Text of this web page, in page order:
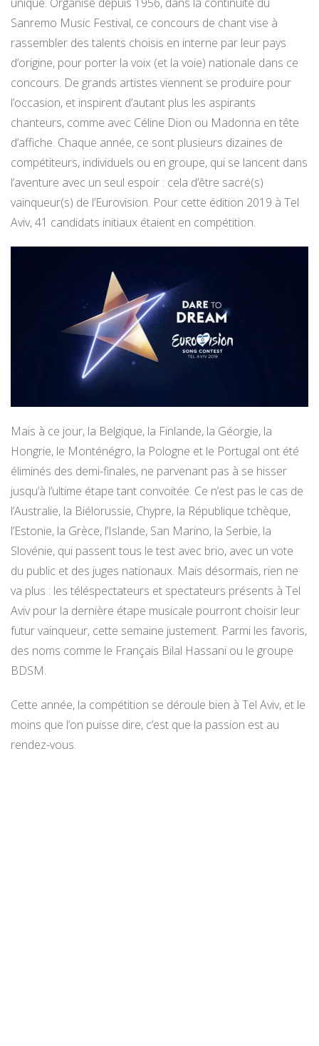
Sanremo Music Festival, ce concours de chant vise à
rassembler des talents choisis en interne par leur pays
d’origine, pour porter la voix (et la voie) nationale dans ce
concours. De grands artistes viennent se produire pour
l’occasion, et inspirent d’autant plus les aspirants
chanteurs, comme avec Céline Dion ou Madonna en tête
d’affiche. Chaque année, ce sont plusieurs dizaines de
compétiteurs, individuels ou en groupe, qui se lancent dans
l’aventure avec un seul espoir : cela d’être sacré(s)
vainqueur(s) de l’Eurovision. Pour cette édition 2019 à Tel
Aviv, 41 candidats initiaux étaient en compétition.
Mais à ce jour, la Belgique, la Finlande, la Géorgie, la
Hongrie, le Monténégro, la Pologne et le Portugal ont été
éliminés des demi-finales, ne parvenant pas à se hisser
jusqu’à l’ultime étape tant convoitée. Ce n’est pas le cas de
l’Australie, la Biélorussie, Chypre, la République tchèque,
l’Estonie, la Grèce, l’Islande, San Marino, la Serbie, la
Slovénie, qui passent tous le test avec brio, avec un vote
du public et des juges nationaux. Mais désormais, rien ne
va plus : les téléspectateurs et spectateurs présents à Tel
Aviv pour la dernière étape musicale pourront choisir leur
futur vainqueur, cette semaine justement. Parmi les favoris,
des noms comme le Français Bilal Hassani ou le groupe
BDSM.
Cette année, la compétition se déroule bien à Tel Aviv, et le
moins que l’on puisse dire, c’est que la passion est au
rendez-vous.